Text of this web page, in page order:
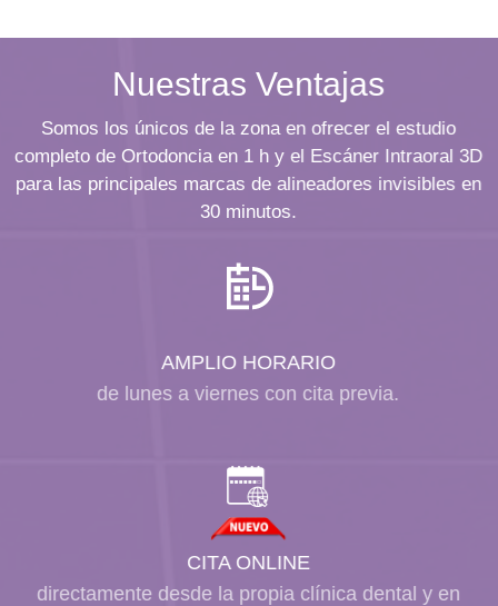
Nuestras Ventajas
Somos los únicos de la zona en ofrecer el estudio
completo de Ortodoncia en 1 h y el Escáner Intraoral 3D
para las principales marcas de alineadores invisibles en
30 minutos.
AMPLIO HORARIO
de lunes a viernes con cita previa.
CITA ONLINE
directamente desde la propia clínica dental y en